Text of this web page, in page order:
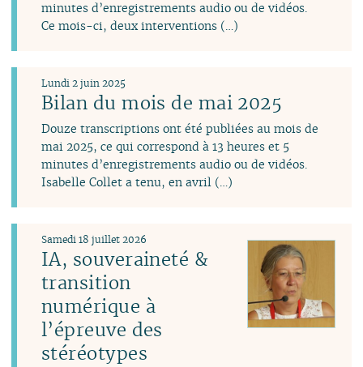
minutes d’enregistrements audio ou de vidéos.
Ce mois-ci, deux interventions (…)
Bilan du mois de mai 2025
Lundi 2 juin 2025
Douze transcriptions ont été publiées au mois de
mai 2025, ce qui correspond à 13 heures et 5
minutes d’enregistrements audio ou de vidéos.
Isabelle Collet a tenu, en avril (…)
IA, souveraineté &
transition
numérique à
l’épreuve des
stéréotypes
Samedi 18 juillet 2026